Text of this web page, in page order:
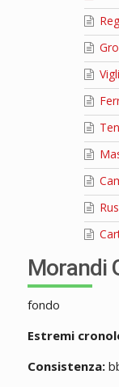
Morandi
fondo
Estremi
Consistenza: